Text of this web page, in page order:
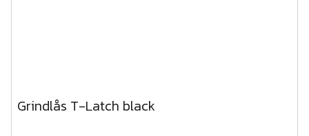
Grindlås T-Latch black